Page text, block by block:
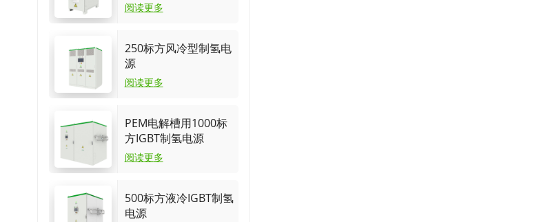
阅读更多
250标方风冷型制氢电
源
阅读更多
PEM电解槽用1000标
方IGBT制氢电源
阅读更多
500标方液冷IGBT制氢
电源